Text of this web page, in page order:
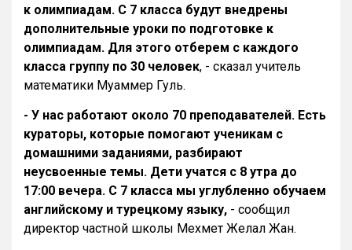
к олимпиадам. С 7 класса будут внедрены
дополнительные уроки по подготовке к
олимпиадам. Для этого отберем с каждого
класса группу по 30 человек, - сказал учитель
математики Муаммер Гуль.
- У нас работают около 70 преподавателей. Есть
кураторы, которые помогают ученикам с
домашними заданиями, разбирают
неусвоенные темы. Дети учатся с 8 утра до
17:00 вечера. С 7 класса мы углубленно обучаем
английскому и турецкому языку, - сообщил
директор частной школы Мехмет Желал Жан.